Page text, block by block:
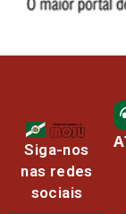
Siga-nos
nas redes
sociais